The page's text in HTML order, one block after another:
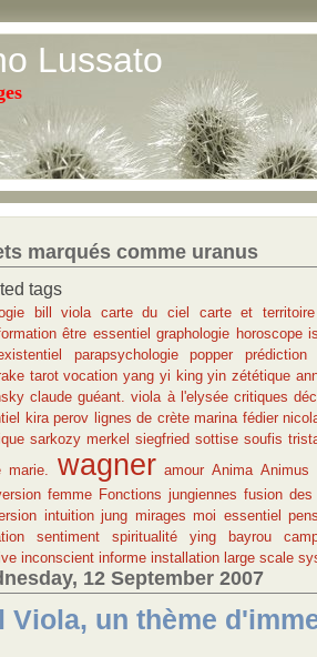
Lussato
marqués comme uranus
tags
bill viola carte du ciel
carte et territoire
être essentiel graphologie horoscope
parapsychologie popper
prédiction
tarot vocation yang yi king yin zététique
claude guéant. viola à l'elysée critiques
kira perov lignes de crète marina fédier
sarkozy merkel siegfried sottise soufis
marie.
wagner amour Anima Animus
femme Fonctions jungiennes fusion des
intuition jung mirages moi essentiel
sentiment spiritualité ying bayrou
inconscient informe installation large scale
12 September 2007
Viola, un thème